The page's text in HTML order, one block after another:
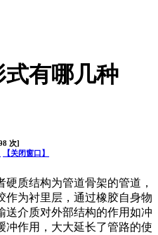
有哪几种
次]
【关闭窗口】
硬质结构为管道骨架的管道，
作为衬里层，通过橡胶自身物
送介质对外部结构的作用如冲
冲作用，大大延长了管路的使